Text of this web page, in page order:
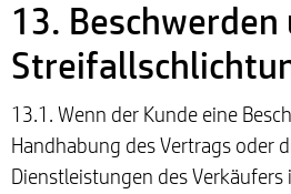
13. Beschwerden
13.1. Wenn der Kunde eine
Handhabung des Vertrags oder
Dienstleistungen des Verkäufers